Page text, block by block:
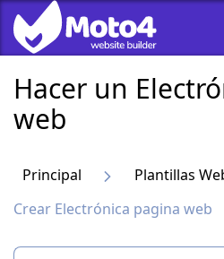
Hacer un
web
Principal
Plantillas
Crear Electrónica pagina web